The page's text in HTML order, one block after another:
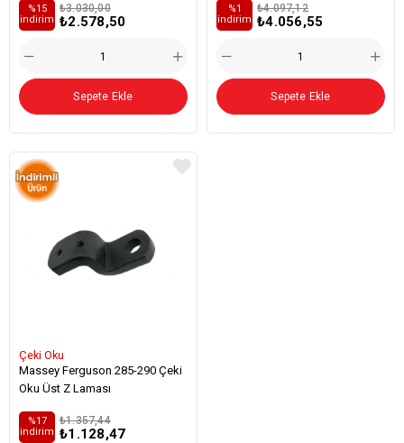
₺2.578,50
₺3.030,00
%15
i̇ndirim
Sepete Ekle
₺4.056,55
₺4.097,12
%1
i̇ndirim
Sepete Ekle
Çeki Oku
Massey Ferguson 285-290 Çeki
Oku Üst Z Laması
₺1.128,47
₺1.357,44
%17
i̇ndirim